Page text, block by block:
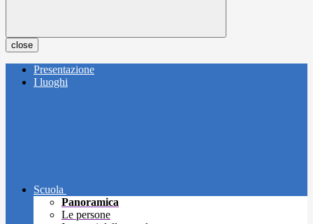
close
Presentazione
I luoghi
Scuola
Panoramica
Le persone